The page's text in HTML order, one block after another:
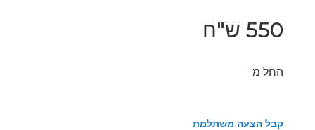
550 ש"ח
החל מ
קבל הצעה משתלמת